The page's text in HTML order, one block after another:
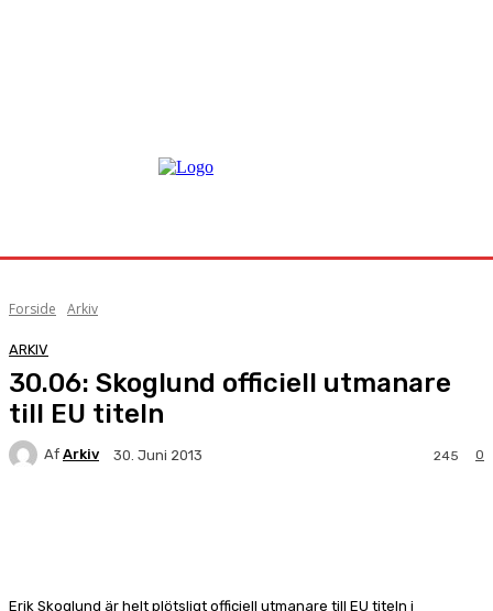
Forside Arkiv
ARKIV
30.06: Skoglund officiell utmanare
till EU titeln
Af Arkiv 30. Juni 2013 0
245
Erik Skoglund är helt plötsligt officiell utmanare till EU titeln i